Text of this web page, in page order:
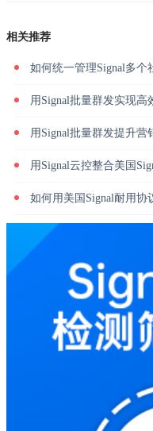
相关推荐
如何统一管理Signal多个社
用Signal批量群发实现
用Signal批量群发提升
用Signal云控整合美国
如何用美国Signal耐用协